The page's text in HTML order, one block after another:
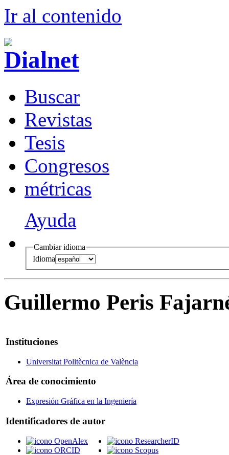
Ir al contenido
Buscar
Revistas
Tesis
Congresos
métricas
Ayuda
Cambiar idioma
Idioma
Guillermo Peris
Instituciones
Universitat Politècnica de València
Área de conocimiento
Expresión Gráfica en la Ingeniería
Identificadores de autor
OpenAlex
ORCID
ResearcherID
Scopus